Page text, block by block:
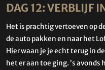
DAG 12: VERBLIJF
Het is prachtig vertoeven op
de auto pakken en naar het
Hier waan je je echt terug in
het er aan toe ging. ’s